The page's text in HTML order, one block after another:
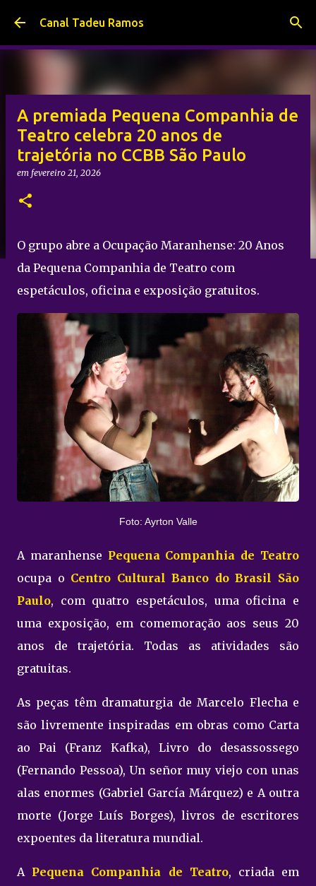
Pular para o conteúdo principal
Canal Tadeu Ramos
A premiada Pequena Companhia de
Teatro celebra 20 anos de
trajetória no CCBB São Paulo
em fevereiro 21, 2026
O grupo abre a Ocupação Maranhense: 20 Anos
da Pequena Companhia de Teatro com
espetáculos, oficina e exposição gratuitos.
Foto: Ayrton Valle
A maranhense Pequena Companhia de Teatro
ocupa o Centro Cultural Banco do Brasil São
Paulo, com quatro espetáculos, uma oficina e
uma exposição, em comemoração aos seus 20
anos de trajetória. Todas as atividades são
gratuitas.
As peças têm dramaturgia de Marcelo Flecha e
são livremente inspiradas em obras como Carta
ao Pai (Franz Kafka), Livro do desassossego
(Fernando Pessoa), Un señor muy viejo con unas
alas enormes (Gabriel García Márquez) e A outra
morte (Jorge Luís Borges), livros de escritores
expoentes da literatura mundial.
A Pequena Companhia de Teatro, criada em